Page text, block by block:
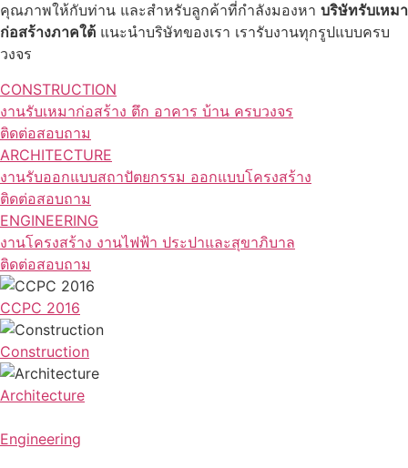
คุณภาพให้กับท่าน และสำหรับลูกค้าที่กำลังมองหา บริษัทรับเหมา
ก่อสร้างภาคใต้ แนะนำบริษัทของเรา เรารับงานทุกรูปแบบครบ
วงจร
CONSTRUCTION
งานรับเหมาก่อสร้าง ตึก อาคาร บ้าน ครบวงจร
ติดต่อสอบถาม
ARCHITECTURE
งานรับออกแบบสถาปัตยกรรม ออกแบบโครงสร้าง
ติดต่อสอบถาม
ENGINEERING
งานโครงสร้าง งานไฟฟ้า ประปาและสุขาภิบาล
ติดต่อสอบถาม
CCPC 2016
Construction
Architecture
Engineering